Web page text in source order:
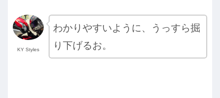
KY Styles
わかりやすいように、うっすら掘
り下げるお。